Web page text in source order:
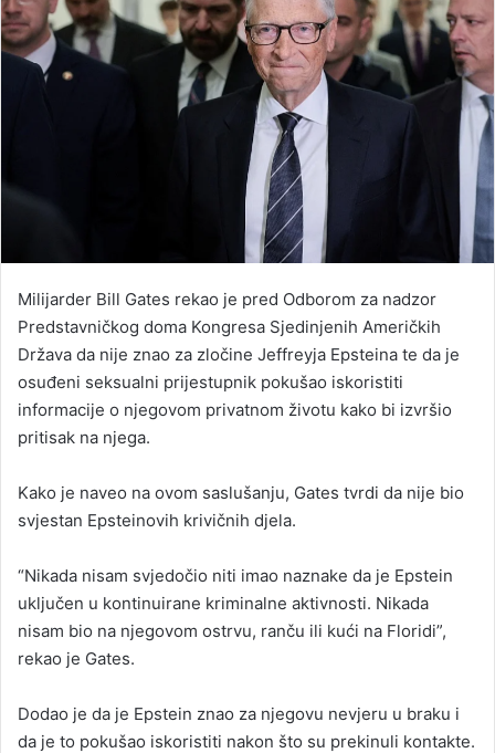
Milijarder Bill Gates rekao je pred Odborom za nadzor
Predstavničkog doma Kongresa Sjedinjenih Američkih
Država da nije znao za zločine Jeffreyja Epsteina te da je
osuđeni seksualni prijestupnik pokušao iskoristiti
informacije o njegovom privatnom životu kako bi izvršio
pritisak na njega.
Kako je naveo na ovom saslušanju, Gates tvrdi da nije bio
svjestan Epsteinovih krivičnih djela.
“Nikada nisam svjedočio niti imao naznake da je Epstein
uključen u kontinuirane kriminalne aktivnosti. Nikada
nisam bio na njegovom ostrvu, ranču ili kući na Floridi”,
rekao je Gates.
Dodao je da je Epstein znao za njegovu nevjeru u braku i
da je to pokušao iskoristiti nakon što su prekinuli kontakte.